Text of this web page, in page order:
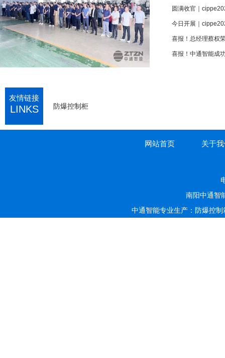
圆满收官｜
今日开展｜
喜报！中通智能成
友情链接
LINKS 防爆控制柜
网站首页 关于
南阳中通智
中通智能专业生产：防爆控